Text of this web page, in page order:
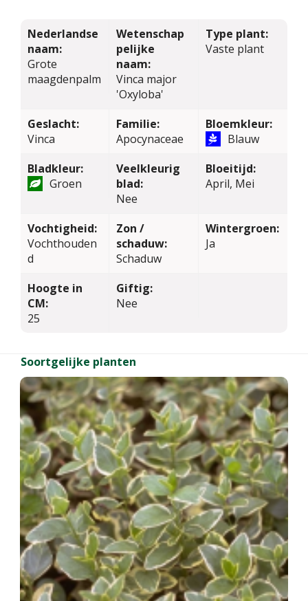
Nederlandse
naam:
Grote
maagdenpalm
Wetenschap
pelijke
naam:
Vinca major
'Oxyloba'
Type plant:
Vaste plant
Geslacht:
Vinca
Familie:
Apocynaceae
Bloemkleur:
Blauw
Bladkleur:
Groen
Veelkleurig
blad:
Nee
Bloeitijd:
April, Mei
Vochtigheid:
Vochthouden
d
Zon /
schaduw:
Schaduw
Wintergroen:
Ja
Hoogte in
CM:
25
Giftig:
Nee
Soortgelijke planten